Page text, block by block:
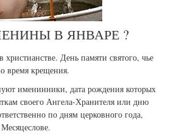
В ЯНВАРЕ ?
День памяти святого, чье
время крещения.
именинники, дата рождения которых
своего Ангела-Хранителя или дню
по дням церковного года,